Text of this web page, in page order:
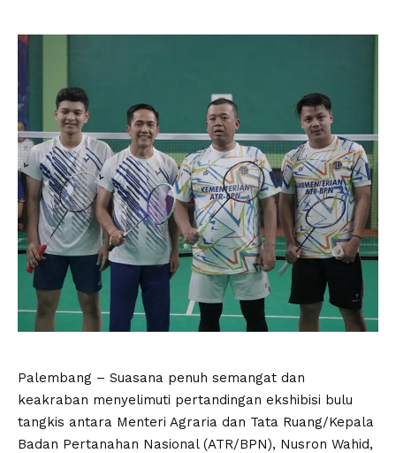
Palembang – Suasana penuh semangat dan
keakraban menyelimuti pertandingan ekshibisi bulu
tangkis antara Menteri Agraria dan Tata Ruang/Kepala
Badan Pertanahan Nasional (ATR/BPN), Nusron Wahid,